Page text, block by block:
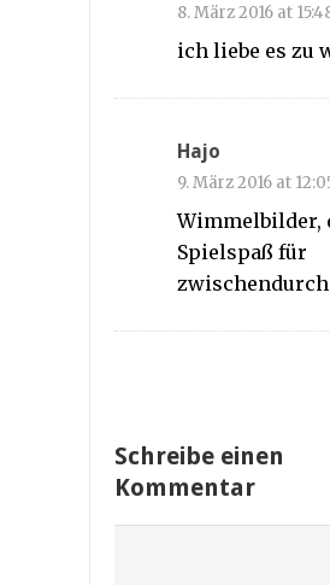
8. März 2016 at
ich liebe es zu
Hajo
9. März 2016 at
Wimmelbilder,
Spielspaß für
zwischendurch
Schreibe einen
Kommentar